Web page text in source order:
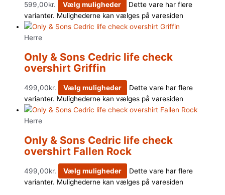
599,00kr. Vælg muligheder
Dette vare har flere
varianter. Mulighederne kan vælges på varesiden
Herre
Only & Sons Cedric life check
overshirt Griffin
499,00kr. Vælg muligheder
Dette vare har flere
varianter. Mulighederne kan vælges på varesiden
Herre
Only & Sons Cedric life check
overshirt Fallen Rock
499,00kr. Vælg muligheder
Dette vare har flere
varianter. Mulighederne kan vælges på varesiden